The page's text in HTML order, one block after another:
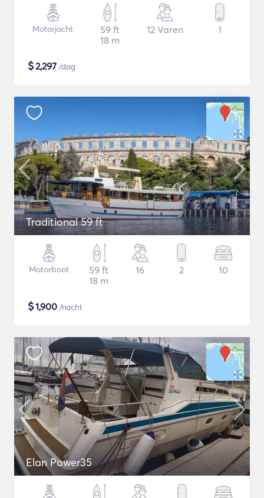
Motorjacht
59 ft
18 m
12 Varen 1
$2,297 /dag
Traditional 59 ft
Motorboot
59 ft
18 m
16 2 10
$1,900 /nacht
Elan Power35